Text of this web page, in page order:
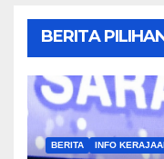
BERITA
BERITA INFO